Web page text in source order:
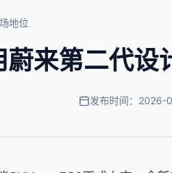
地位
来第二代设
发布时间：